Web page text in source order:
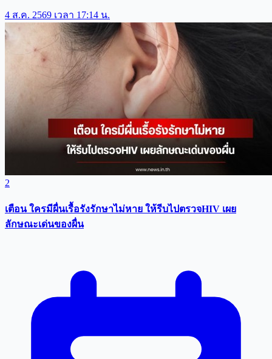
4 ส.ค. 2569 เวลา 17:14 น.
2
เตือน ใครมีผื่นเรื้อรังรักษาไม่หาย ให้รีบไปตรวจHIV เผย
ลักษณะเด่นของผื่น